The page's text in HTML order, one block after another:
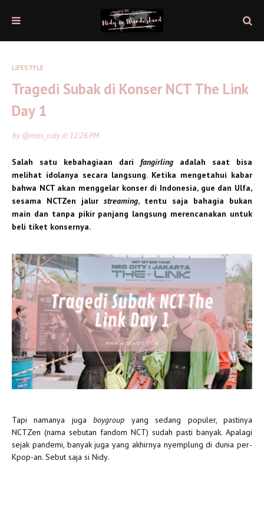
LIFESTYLE
Tragedi Subak di Konser NCT The Link
Day 1
by @miss_nidydi12:26 PM
Salah satu kebahagiaan dari fangirling adalah saat bisa
melihat idolanya secara langsung. Ketika mengetahui kabar
bahwa NCT akan menggelar konser di Indonesia, gue dan Ulfa,
sesama NCTZen jalur streaming, tentu saja bahagia bukan
main dan tanpa pikir panjang langsung merencanakan untuk
beli tiket konsernya.
Tapi namanya jugaboygroup yang sedang populer, pastinya
NCTZen (nama sebutan fandom NCT) sudah pasti banyak. Apalagi
sejak pandemi, banyak juga yang akhirnya nyemplung di dunia per-
Kpop-an. Sebut saja si Nidy.